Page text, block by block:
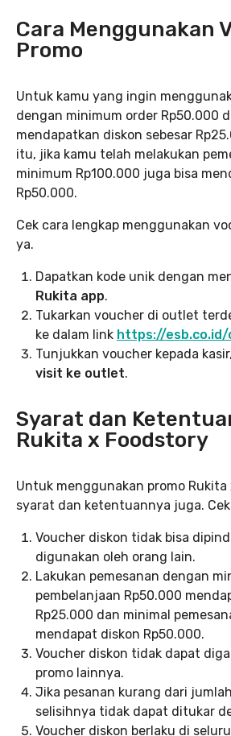
Cara Menggunakan
Promo
Untuk kamu yang ingin
dengan minimum order Rp50.000
mendapatkan diskon sebesar
itu, jika kamu telah melakukan
minimum Rp100.000 juga bisa
Rp50.000.
Cek cara lengkap menggunakan
ya.
Dapatkan kode unik dengan
Rukita app.
Tukarkan voucher di outlet
ke dalam link https://esb.co.id/
Tunjukkan voucher kepada
visit ke outlet.
Syarat dan
Rukita x Foodstory
Untuk menggunakan promo Rukita
syarat dan ketentuannya juga.
Voucher diskon tidak bisa
digunakan oleh orang lain.
Lakukan pemesanan dengan
pembelanjaan Rp50.000
Rp25.000 dan minimal
mendapat diskon Rp50.000.
Voucher diskon tidak dapat
promo lainnya.
Jika pesanan kurang dari
selisihnya tidak dapat ditukar
Voucher diskon berlaku di